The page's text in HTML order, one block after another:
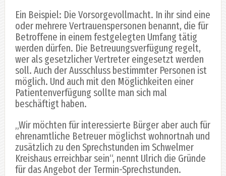
Ein Beispiel: Die Vorsorgevollmacht. In ihr sind eine
oder mehrere Vertrauenspersonen benannt, die für
Betroffene in einem festgelegten Umfang tätig
werden dürfen. Die Betreuungsverfügung regelt,
wer als gesetzlicher Vertreter eingesetzt werden
soll. Auch der Ausschluss bestimmter Personen ist
möglich. Und auch mit den Möglichkeiten einer
Patientenverfügung sollte man sich mal
beschäftigt haben.
„Wir möchten für interessierte Bürger aber auch für
ehrenamtliche Betreuer möglichst wohnortnah und
zusätzlich zu den Sprechstunden im Schwelmer
Kreishaus erreichbar sein“, nennt Ulrich die Gründe
für das Angebot der Termin-Sprechstunden.